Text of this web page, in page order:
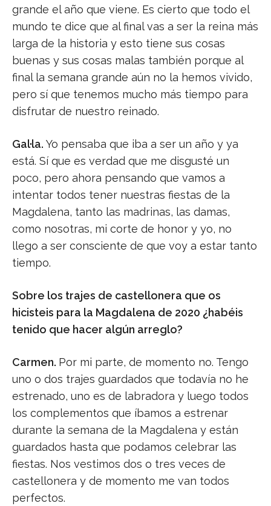
grande el año que viene. Es cierto que todo el
mundo te dice que al final vas a ser la reina más
larga de la historia y esto tiene sus cosas
buenas y sus cosas malas también porque al
final la semana grande aún no la hemos vivido,
pero sí que tenemos mucho más tiempo para
disfrutar de nuestro reinado.
Gal·la. Yo pensaba que iba a ser un año y ya
está. Sí que es verdad que me disgusté un
poco, pero ahora pensando que vamos a
intentar todos tener nuestras fiestas de la
Magdalena, tanto las madrinas, las damas,
como nosotras, mi corte de honor y yo, no
llego a ser consciente de que voy a estar tanto
tiempo.
Sobre los trajes de castellonera que os
hicisteis para la Magdalena de 2020 ¿habéis
tenido que hacer algún arreglo?
Carmen. Por mi parte, de momento no. Tengo
uno o dos trajes guardados que todavía no he
estrenado, uno es de labradora y luego todos
los complementos que íbamos a estrenar
durante la semana de la Magdalena y están
guardados hasta que podamos celebrar las
fiestas. Nos vestimos dos o tres veces de
castellonera y de momento me van todos
perfectos.